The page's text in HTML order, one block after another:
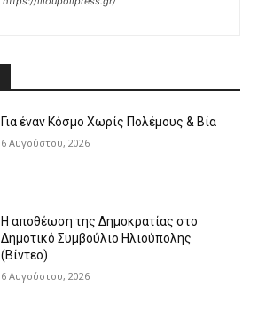
Για έναν Κόσμο Χωρίς Πολέμους & Βία
6 Αυγούστου, 2026
Η αποθέωση της Δημοκρατίας στο
Δημοτικό Συμβούλιο Ηλιούπολης
(Βίντεο)
6 Αυγούστου, 2026